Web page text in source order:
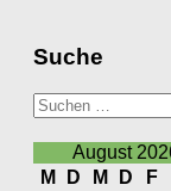
Suche
Suchen
nach:
August
M
D M D F